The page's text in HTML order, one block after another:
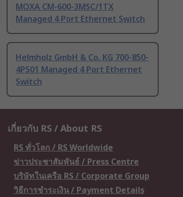
MOXA CM-600-3MSC/1TX
Managed 4 Port Ethernet Switch
Helmholz GmbH & Co. KG 700-850-
4PS01 Managed 4 Port Ethernet
Switch
เกี่ยวกับ RS / About RS
RS ทั่วโลก / RS Worldwide
ข่าวประชาสัมพันธ์ / Press Centre
บริษัทในเครือ RS / Corporate Group
วิธีการชำระเงิน / Payment Details